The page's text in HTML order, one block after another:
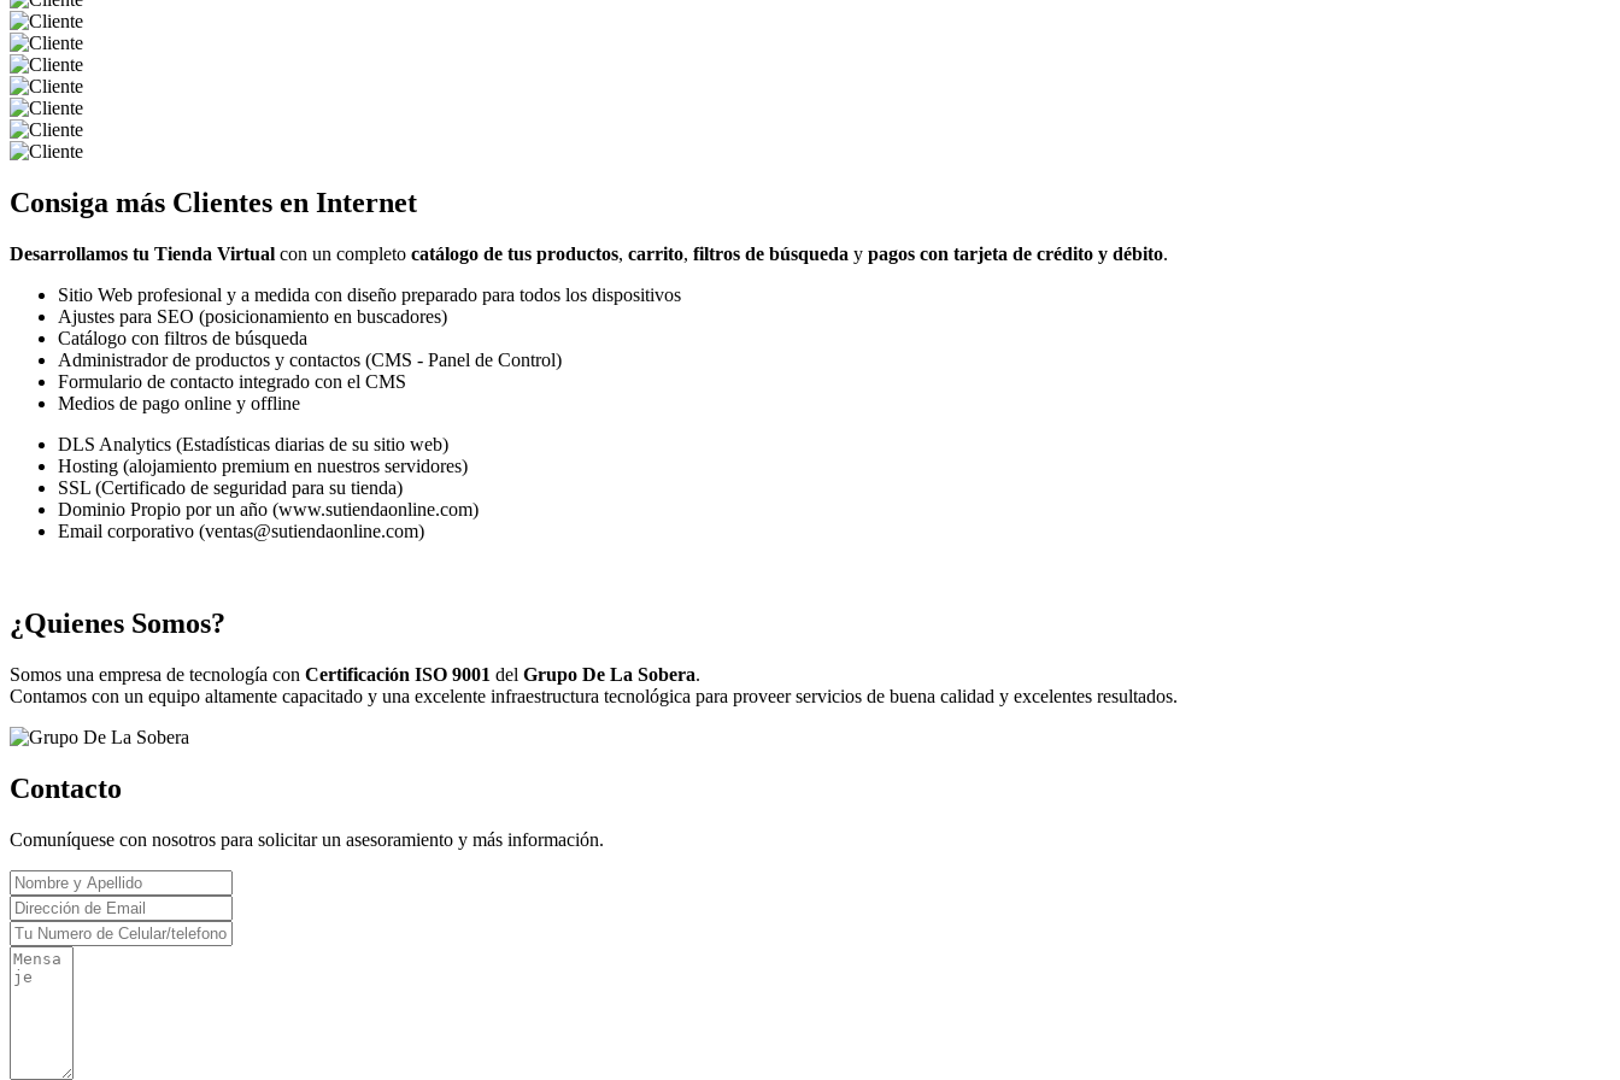
Consiga más Clientes en Internet
Desarrollamos tu Tienda Virtual con un completo catálogo de tus productos, carrito, filtros de búsqueda y pagos con tarjeta de crédito y débito.
Sitio Web profesional y a medida con diseño preparado para todos los dispositivos
Ajustes para SEO (posicionamiento en buscadores)
Catálogo con filtros de búsqueda
Administrador de productos y contactos (CMS - Panel de Control)
Formulario de contacto integrado con el CMS
Medios de pago online y offline
DLS Analytics (Estadísticas diarias de su sitio web)
Hosting (alojamiento premium en nuestros servidores)
SSL (Certificado de seguridad para su tienda)
Dominio Propio por un año (www.sutiendaonline.com)
Email corporativo (ventas@sutiendaonline.com)
¿Quienes Somos?
Somos una empresa de tecnología con Certificación ISO 9001 del Grupo De La Sobera.
Contamos con un equipo altamente capacitado y una excelente infraestructura tecnológica para proveer servicios de buena calidad y excelentes resultados.
Contacto
Comuníquese con nosotros para solicitar un asesoramiento y más información.